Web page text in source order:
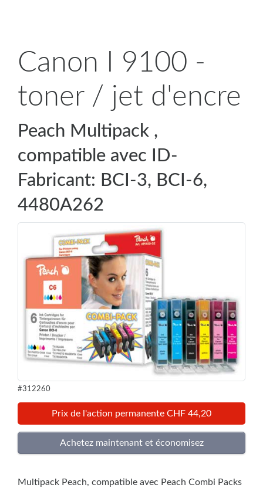
Canon I 9100 -
toner / jet d'encre
Peach Multipack ,
compatible avec ID-
Fabricant: BCI-3, BCI-6,
4480A262
#312260
Prix de l'action permanente CHF 44,20
Multipack Peach, compatible avec Peach Combi Packs